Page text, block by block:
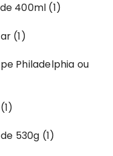
400ml (1)
(1)
Philadelphia ou
(1)
530g (1)